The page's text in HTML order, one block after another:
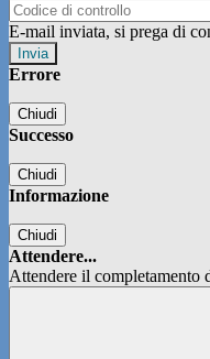
E-mail inviata, si prega di
Errore
Chiudi
Successo
Chiudi
Informazione
Chiudi
Attendere...
Attendere il completamento